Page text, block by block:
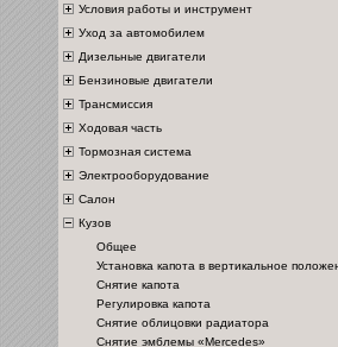
Условия работы и инструмент
Уход за автомобилем
Дизельные двигатели
Бензиновые двигатели
Трансмиссия
Ходовая часть
Тормозная система
Электрооборудование
Салон
Кузов
Общее
Установка капота в вертикальное
Снятие капота
Регулировка капота
Снятие облицовки радиатора
Снятие эмблемы «Mercedes»